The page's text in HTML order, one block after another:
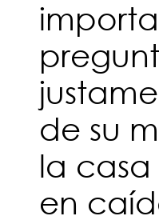
de su
la casa
en